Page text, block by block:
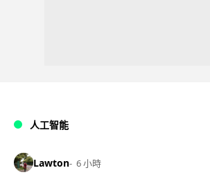
人工智能
Lawton 6 小時